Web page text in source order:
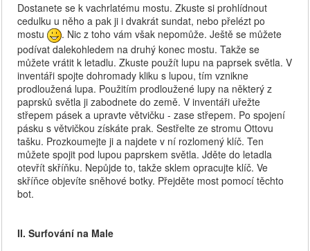
Dostanete se k vachrlatému mostu. Zkuste si prohlídnout
cedulku u něho a pak ji i dvakrát sundat, nebo přelézt po
mostu
. Nic z toho vám však nepomůže. Ještě se můžete
podívat dalekohledem na druhý konec mostu. Takže se
můžete vrátit k letadlu. Zkuste použít lupu na paprsek světla. V
inventáři spojte dohromady kliku s lupou, tím vznikne
prodloužená lupa. Použitím prodloužené lupy na některý z
paprsků světla ji zabodnete do země. V inventáři uřežte
střepem pásek a upravte větvičku - zase střepem. Po spojení
pásku s větvičkou získáte prak. Sestřelte ze stromu Ottovu
tašku. Prozkoumejte ji a najdete v ní rozlomený klíč. Ten
můžete spojit pod lupou paprskem světla. Jděte do letadla
otevřít skříňku. Nepůjde to, takže sklem opracujte klíč. Ve
skříňce objevíte sněhové botky. Přejděte most pomocí těchto
bot.
II. Surfování na Male